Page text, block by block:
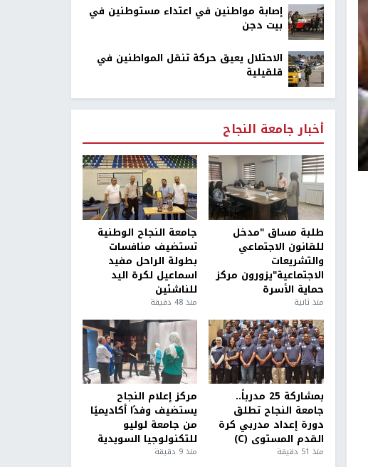
إصابة مواطنين في اعتداء مستوطنين في
بيت دجن
الاحتلال يعيق حركة تنقل المواطنين في
قلقيلية
أخبار جامعة النجاح
طلبة مساق "مدخل
للقانون الاجتماعي
والتشريعات
الاجتماعية"يزورون مركز
حماية الأسرة
منذ ثانية
جامعة النجاح الوطنية
تستضيف منافسات
بطولة الراحل مفيد
اسماعيل لكرة اليد
للناشئين
منذ 48 دقيقة
بمشاركة 25 مدرباً..
جامعة النجاح تطلق
دورة إعداد مدربي كرة
القدم المستوى (C)
منذ 51 دقيقة
مركز إعلام النجاح
يستضيف وفدًا أكاديميًا
من جامعة لوليو
للتكنولوجيا السويدية
منذ 9 دقيقة